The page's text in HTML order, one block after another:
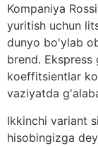
Kompaniya
yuritish uchun
dunyo bo'ylab
brend.
koeffitsientlar
vaziyatda
Ikkinchi variant
hisobingizga